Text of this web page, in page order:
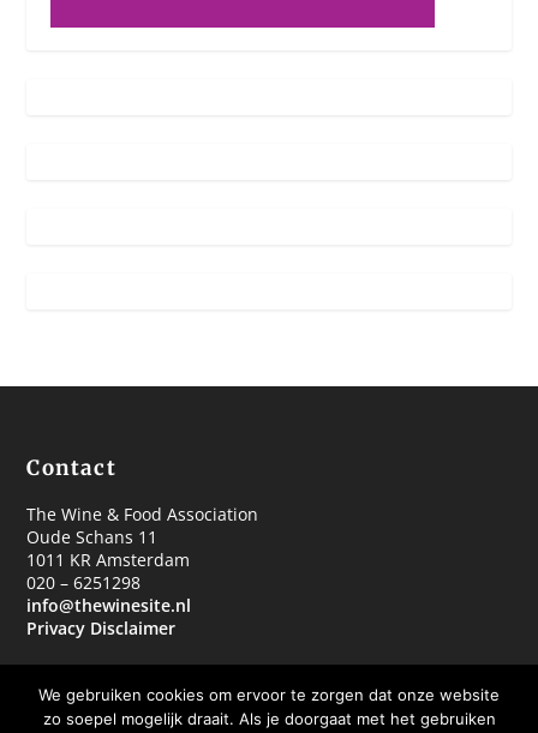
Contact
The Wine & Food Association
Oude Schans 11
1011 KR Amsterdam
020 – 6251298
info@thewinesite.nl
Privacy Disclaimer
We gebruiken cookies om ervoor te zorgen dat onze website
zo soepel mogelijk draait. Als je doorgaat met het gebruiken